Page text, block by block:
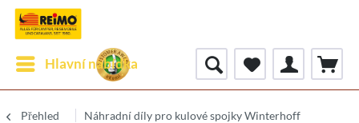
Hlavní nabídka
Přehled Náhradní díly pro kulové spojky Winterhoff